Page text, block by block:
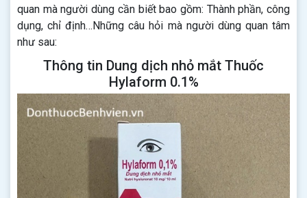
quan mà người dùng cần biết bao gồm: Thành phần, công
dụng, chỉ định…Những câu hỏi mà người dùng quan tâm
như sau:
Thông tin Dung dịch nhỏ mắt Thuốc
Hylaform 0.1%